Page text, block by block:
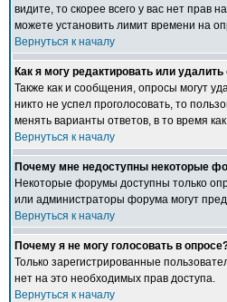
видите, то скорее всего у вас нет прав
можете установить лимит времени на
Вернуться к началу
Как я могу редактировать или удалить
Также как и сообщения, опросы могут
никто не успел проголосовать, то
менять варианты ответов, в то время
Вернуться к началу
Почему мне недоступны некоторые
Некоторые форумы доступны только
или администраторы форума могут
Вернуться к началу
Почему я не могу голосовать в
Только зарегистрированные
нет на это необходимых прав доступа.
Вернуться к началу